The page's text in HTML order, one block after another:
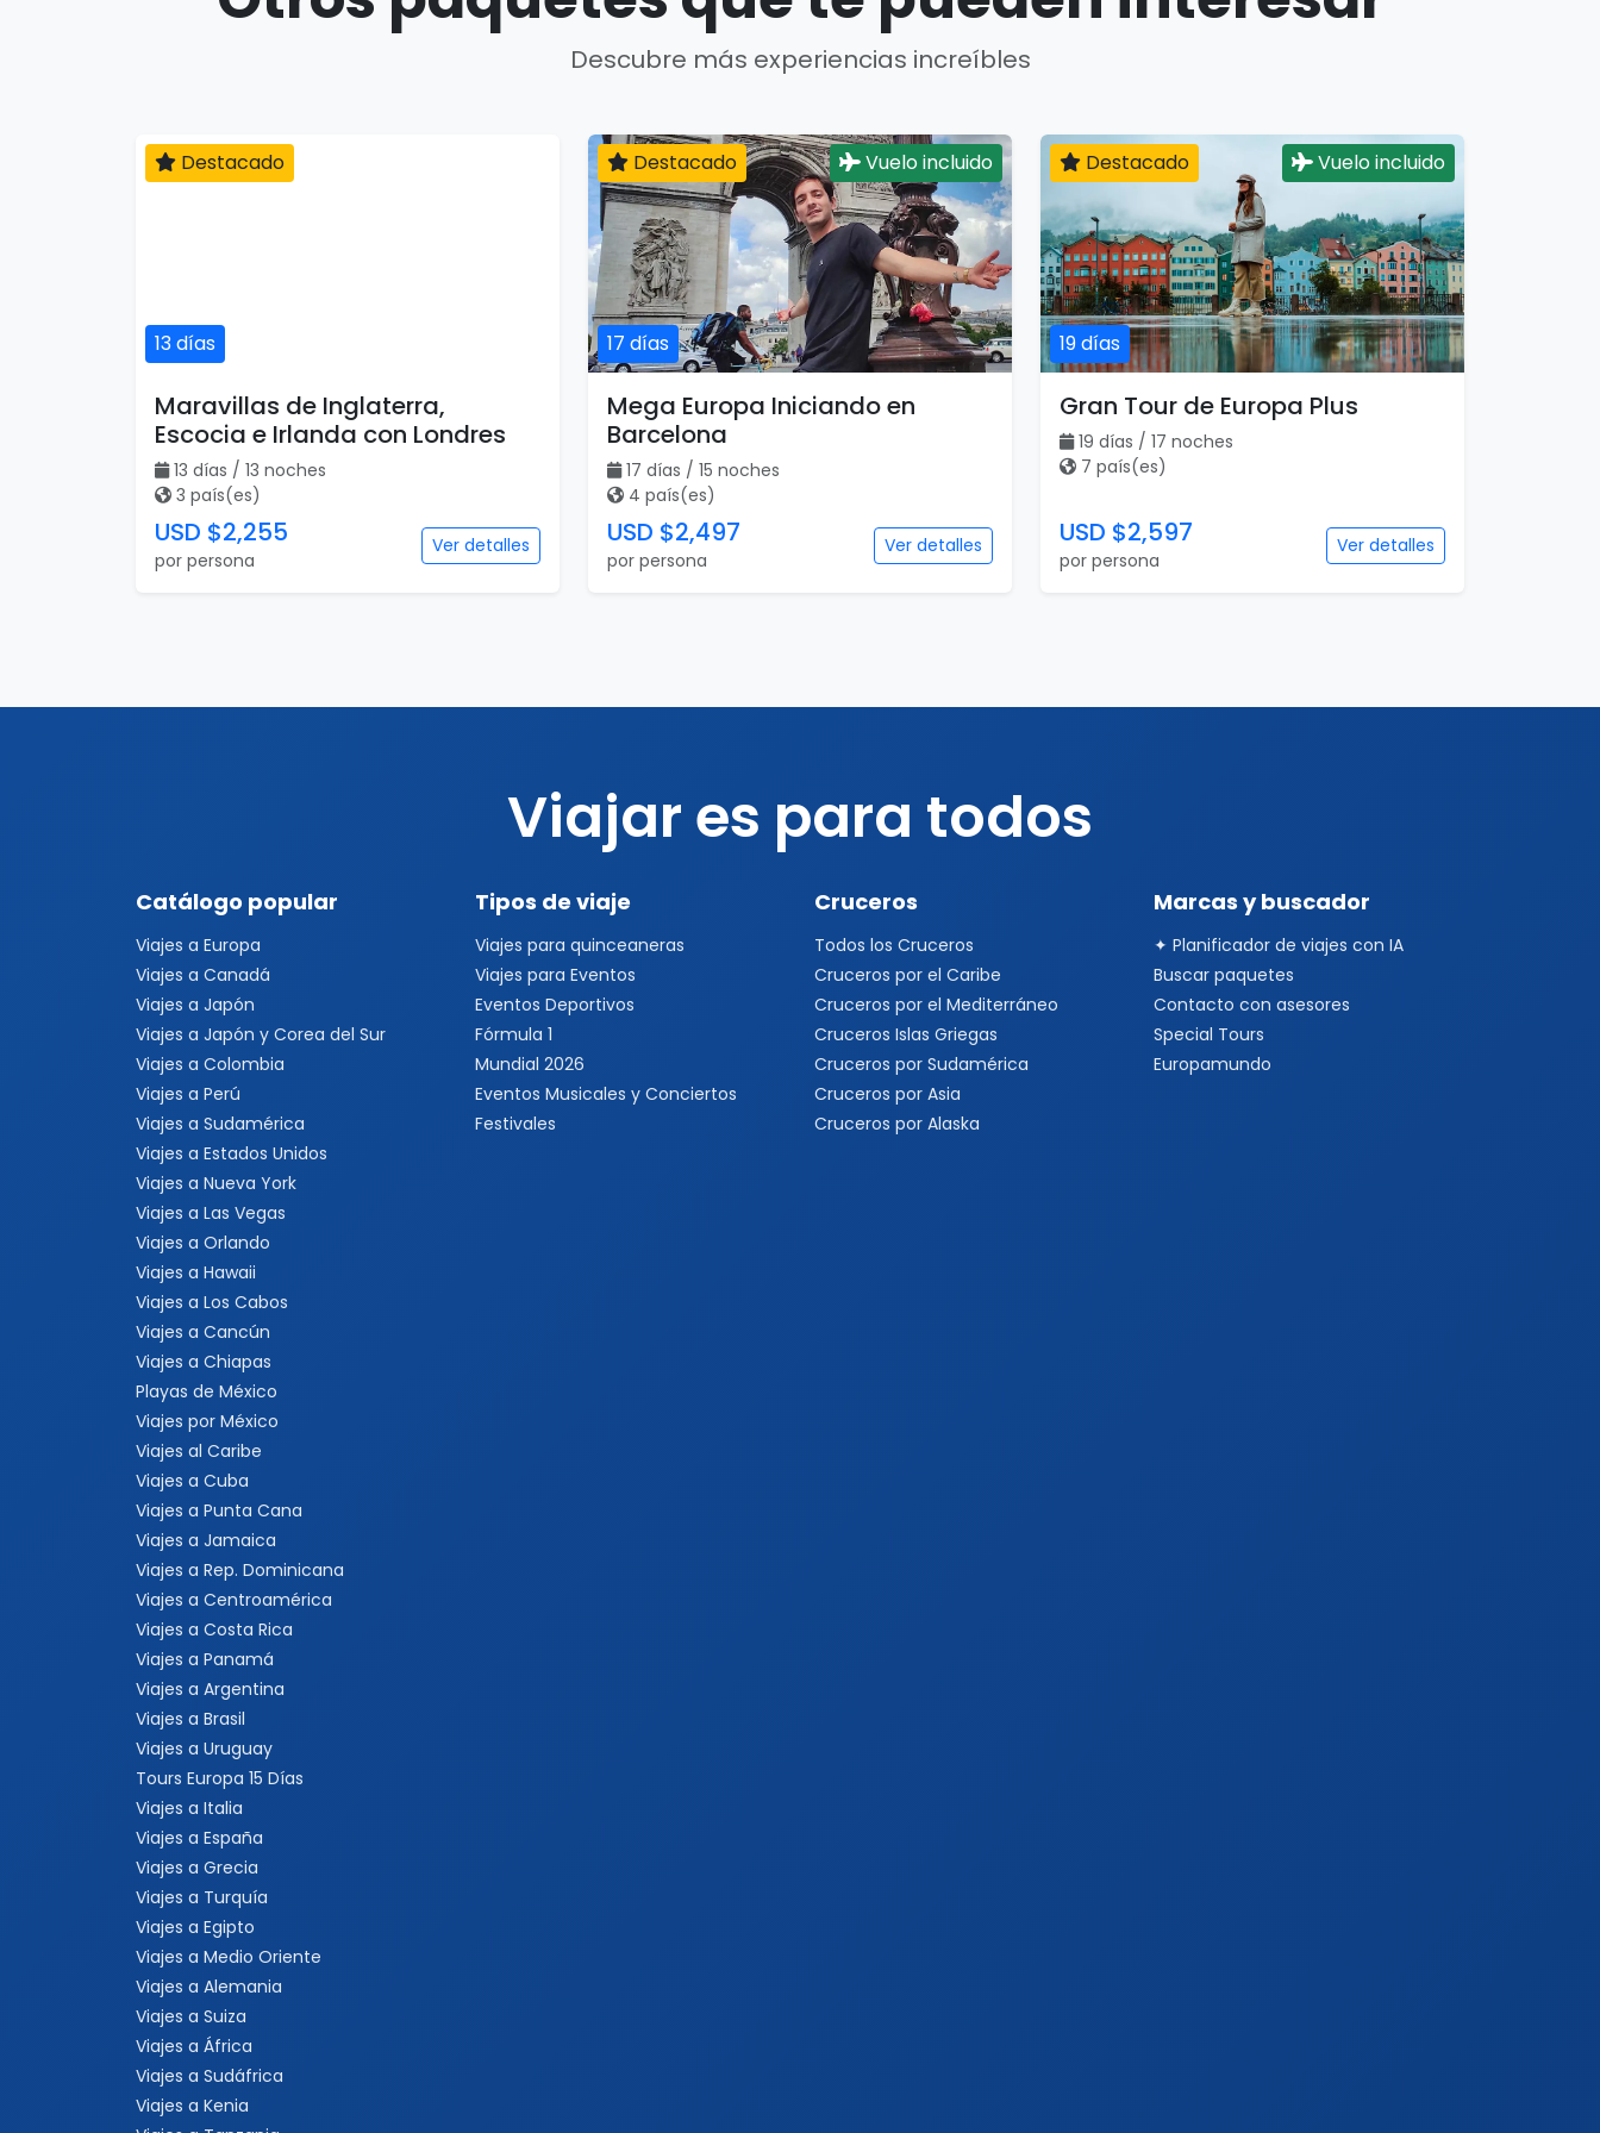
Descubre más experiencias increíbles
13 días
Destacado
Maravillas de Inglaterra,
Escocia e Irlanda con Londres
13 días / 13 noches
3 país(es)
USD $2,255
por persona
Ver detalles
17 días
Destacado Vuelo incluido
Mega Europa Iniciando en
Barcelona
17 días / 15 noches
4 país(es)
USD $2,497
por persona
Ver detalles
19 días
Destacado Vuelo incluido
Gran Tour de Europa Plus
19 días / 17 noches
7 país(es)
USD $2,597
por persona
Ver detalles
Viajar es para todos
Catálogo popular
Viajes a Europa
Viajes a Canadá
Viajes a Japón
Viajes a Japón y Corea del Sur
Viajes a Colombia
Viajes a Perú
Viajes a Sudamérica
Viajes a Estados Unidos
Viajes a Nueva York
Viajes a Las Vegas
Viajes a Orlando
Viajes a Hawaii
Viajes a Los Cabos
Viajes a Cancún
Viajes a Chiapas
Playas de México
Viajes por México
Viajes al Caribe
Viajes a Cuba
Viajes a Punta Cana
Viajes a Jamaica
Viajes a Rep. Dominicana
Viajes a Centroamérica
Viajes a Costa Rica
Viajes a Panamá
Viajes a Argentina
Viajes a Brasil
Viajes a Uruguay
Tours Europa 15 Días
Viajes a Italia
Viajes a España
Viajes a Grecia
Viajes a Turquía
Viajes a Egipto
Viajes a Medio Oriente
Viajes a Alemania
Viajes a Suiza
Viajes a África
Viajes a Sudáfrica
Viajes a Kenia
Tipos de viaje
Viajes para quinceaneras
Viajes para Eventos
Eventos Deportivos
Fórmula 1
Mundial 2026
Eventos Musicales y Conciertos
Festivales
Cruceros
Todos los Cruceros
Cruceros por el Caribe
Cruceros por el Mediterráneo
Cruceros Islas Griegas
Cruceros por Sudamérica
Cruceros por Asia
Cruceros por Alaska
Marcas y buscador
✦ Planificador de viajes con IA
Buscar paquetes
Contacto con asesores
Special Tours
Europamundo